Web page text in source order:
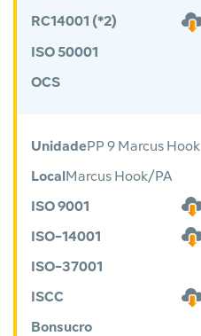
RC14001 (*2)
ISO 50001
OCS
UnidadePP 9 Marcus Hook
LocalMarcus Hook/PA
ISO 9001
ISO-14001
ISO-37001
ISCC
Bonsucro